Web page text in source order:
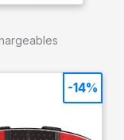
bas
la
l'eau (indice
ip67) grce
flex
-14%